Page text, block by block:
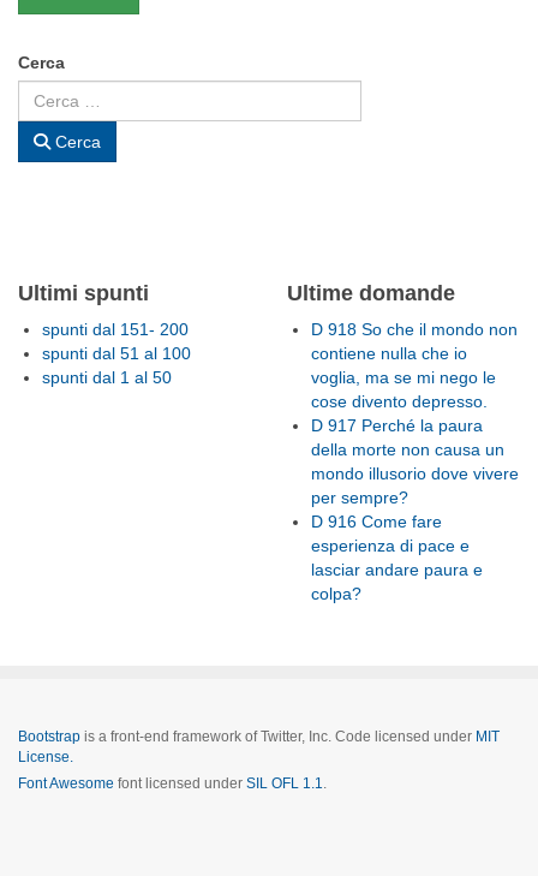
Cerca
Cerca
Ultimi spunti
spunti dal 151- 200
spunti dal 51 al 100
spunti dal 1 al 50
Ultime domande
D 918 So che il mondo non
contiene nulla che io
voglia, ma se mi nego le
cose divento depresso.
D 917 Perché la paura
della morte non causa un
mondo illusorio dove vivere
per sempre?
D 916 Come fare
esperienza di pace e
lasciar andare paura e
colpa?
Bootstrap is a front-end framework of Twitter, Inc. Code licensed under MIT
License.
Font Awesome font licensed under SIL OFL 1.1.